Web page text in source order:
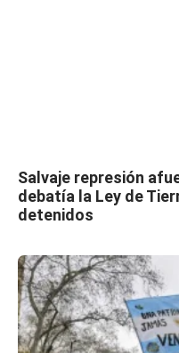
Salvaje represión
debatía la Ley de
detenidos